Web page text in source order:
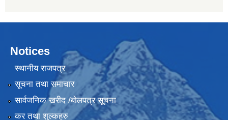
Notices
स्थानीय राजपत्र
सूचना तथा समाचार
सार्वजनिक खरीद /बोलपत्र सूचना
कर तथा शुल्कहरु